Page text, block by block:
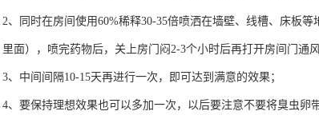
2、同时在房间使用60%稀释30-35倍喷洒在墙壁、线槽、床板
里面），喷完药物后，关上房门闷2-3个小时后再打开房间门通风
3、中间间隔10-15天再进行一次，即可达到满意的效果；
4、要保持理想效果也可以多加一次，以后要注意不要将臭虫